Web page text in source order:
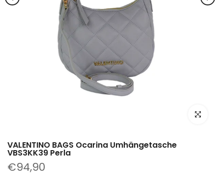
klicken
VALENTINO BAGS Ocarina Umhängetasche
VBS3KK39 Perla
€94,90